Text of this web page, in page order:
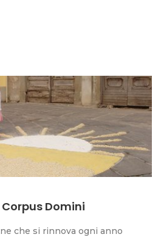
Domini
che si rinnova ogni anno